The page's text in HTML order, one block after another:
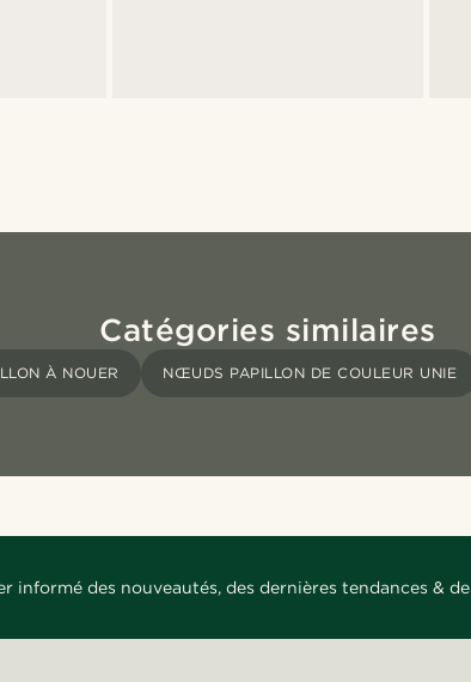
Catégories similaires
À NOUER NŒUDS PAPILLON DE COULEUR UNIE
informé des nouveautés, des dernières tendances &